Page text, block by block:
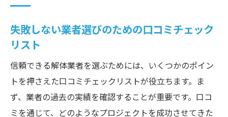
失敗しない業者選びのための口コミチェック
リスト
信頼できる解体業者を選ぶためには、いくつかのポイン
トを押さえた口コミチェックリストが役立ちます。ま
ず、業者の過去の実績を確認することが重要です。口コ
ミを通じて、どのようなプロジェクトを成功させてきた